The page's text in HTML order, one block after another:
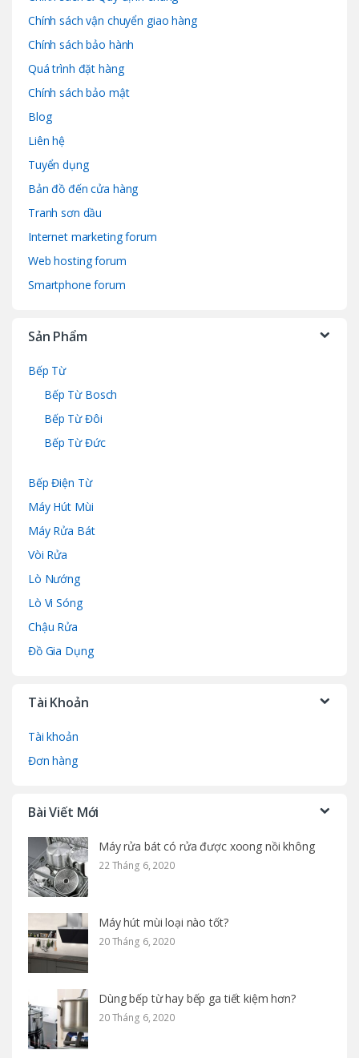
Chính sách vận chuyển giao hàng
Chính sách bảo hành
Quá trình đặt hàng
Chính sách bảo mật
Blog
Liên hệ
Tuyển dụng
Bản đồ đến cửa hàng
Tranh sơn dầu
Internet marketing forum
Web hosting forum
Smartphone forum
Sản Phẩm
Bếp Từ
Bếp Từ Bosch
Bếp Từ Đôi
Bếp Từ Đức
Bếp Điện Từ
Máy Hút Mùi
Máy Rửa Bát
Vòi Rửa
Lò Nướng
Lò Vi Sóng
Chậu Rửa
Đồ Gia Dụng
Tài Khoản
Tài khoản
Đơn hàng
Bài Viết Mới
Máy rửa bát có rửa được xoong nồi không
22 Tháng 6, 2020
Máy hút mùi loại nào tốt?
20 Tháng 6, 2020
Dùng bếp từ hay bếp ga tiết kiệm hơn?
20 Tháng 6, 2020